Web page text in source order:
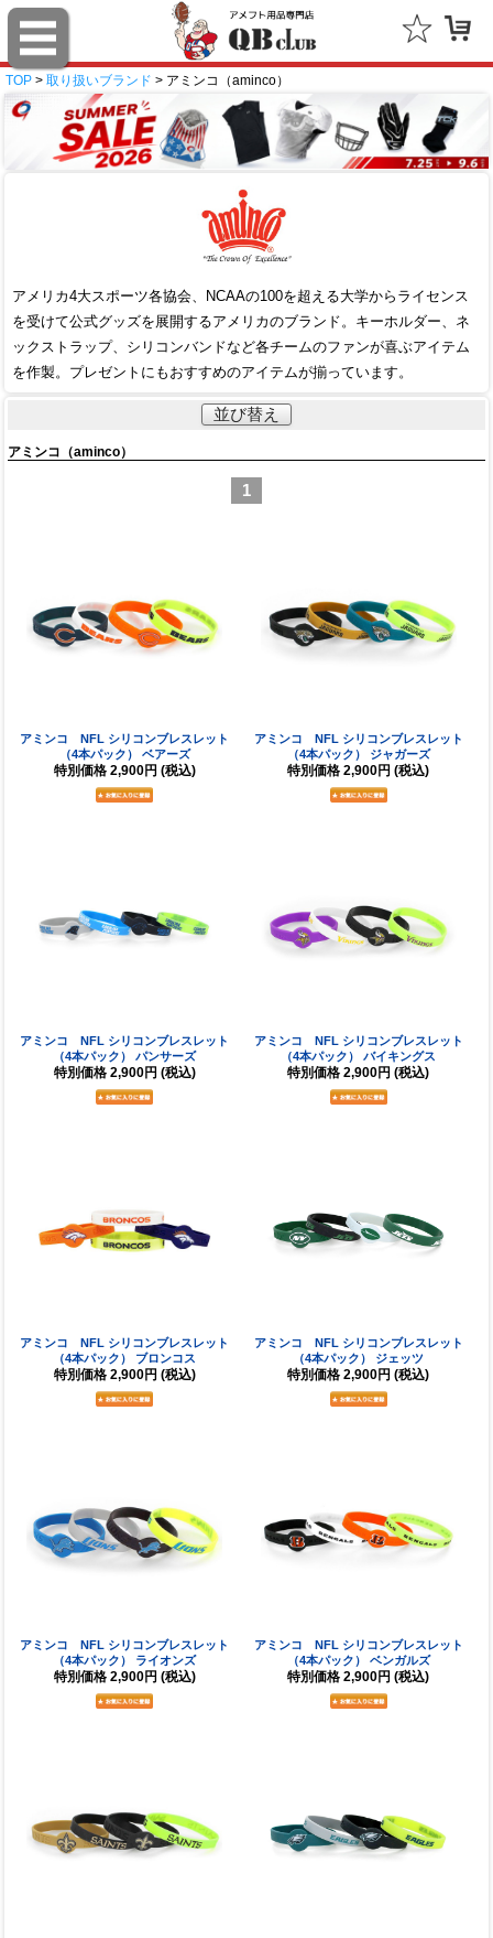
TOP > 取り扱いブランド > アミンコ（aminco）
アメリカ4大スポーツ各協会、NCAAの100を超える大学からライセンス
を受けて公式グッズを展開するアメリカのブランド。キーホルダー、ネ
ックストラップ、シリコンバンドなど各チームのファンが喜ぶアイテム
を作製。プレゼントにもおすすめのアイテムが揃っています。
並び替え
アミンコ（aminco）
1
アミンコ NFL シリコンブレスレット
（4本パック） ベアーズ
特別価格 2,900円 (税込)
アミンコ NFL シリコンブレスレット
（4本パック） ジャガーズ
特別価格 2,900円 (税込)
アミンコ NFL シリコンブレスレット
（4本パック） パンサーズ
特別価格 2,900円 (税込)
アミンコ NFL シリコンブレスレット
（4本パック） バイキングス
特別価格 2,900円 (税込)
アミンコ NFL シリコンブレスレット
（4本パック） ブロンコス
特別価格 2,900円 (税込)
アミンコ NFL シリコンブレスレット
（4本パック） ジェッツ
特別価格 2,900円 (税込)
アミンコ NFL シリコンブレスレット
（4本パック） ライオンズ
特別価格 2,900円 (税込)
アミンコ NFL シリコンブレスレット
（4本パック） ベンガルズ
特別価格 2,900円 (税込)